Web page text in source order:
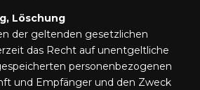
Löschung
der geltenden gesetzlichen
das Recht auf unentgeltliche
personenbezogenen
und Empfänger und den Zweck